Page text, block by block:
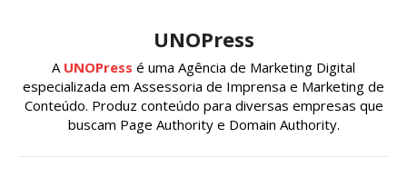
UNOPress
A UNOPress é uma Agência de Marketing Digital
especializada em Assessoria de Imprensa e Marketing de
Conteúdo. Produz conteúdo para diversas empresas que
buscam Page Authority e Domain Authority.